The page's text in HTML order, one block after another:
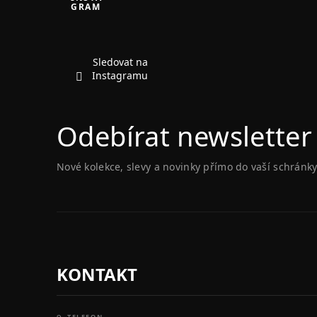
GRAM
Sledovat na
Instagramu
Odebírat newsletter
Nové kolekce, slevy a novinky přímo do vaší
KONTAKT